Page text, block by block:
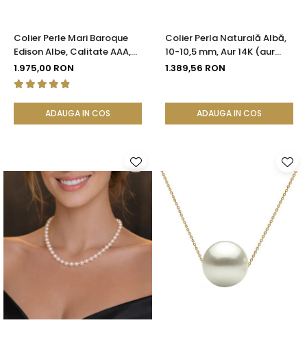
Colier Perle Mari Baroque
Edison Albe, Calitate AAA,
Aur 14K | KASKADDA®
1.975,00 RON
ADAUGA IN COS
Colier Perla Naturală Albă,
10-10,5 mm, Aur 14K (aur
585) | KASKADDA®
1.389,56 RON
ADAUGA IN COS